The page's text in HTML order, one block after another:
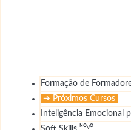
Formação de
➔ Próximos Cursos
Inteligência Emocional